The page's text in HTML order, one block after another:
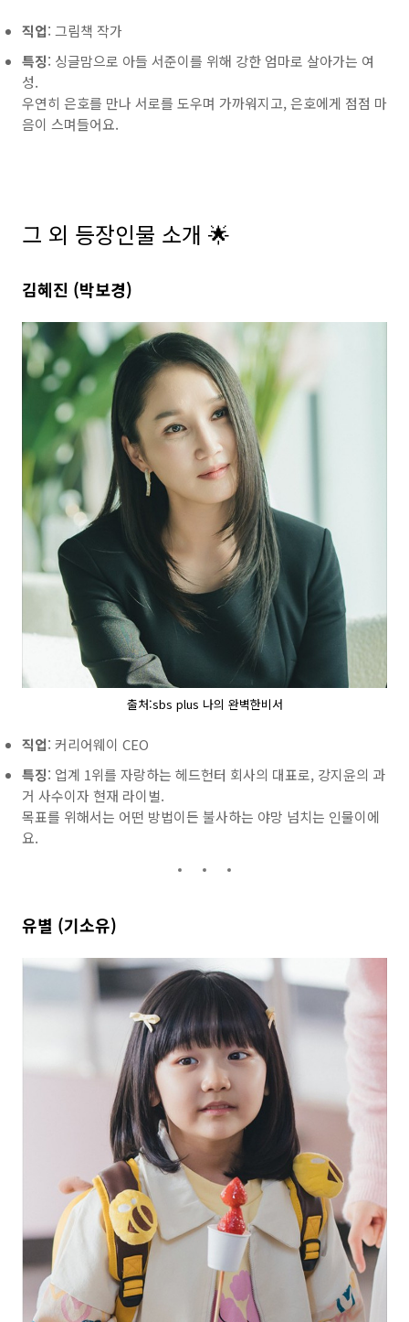
직업: 그림책 작가
특징: 싱글맘으로 아들 서준이를 위해 강한 엄마로 살아가는 여
성.
우연히 은호를 만나 서로를 도우며 가까워지고, 은호에게 점점 마
음이 스며들어요.
그 외 등장인물 소개 🌟
김혜진 (박보경)
출처:sbs plus 나의 완벽한비서
직업: 커리어웨이 CEO
특징: 업계 1위를 자랑하는 헤드헌터 회사의 대표로, 강지윤의 과
거 사수이자 현재 라이벌.
목표를 위해서는 어떤 방법이든 불사하는 야망 넘치는 인물이에
요.
유별 (기소유)